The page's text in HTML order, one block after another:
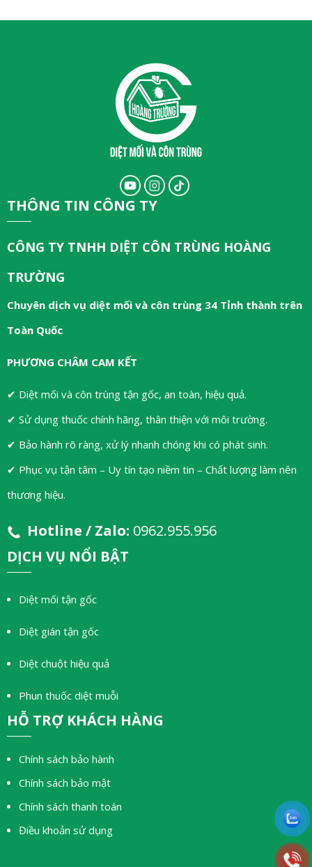
THÔNG TIN CÔNG TY
CÔNG TY TNHH DIỆT CÔN TRÙNG HOÀNG
TRƯỜNG
Chuyên dịch vụ diệt mối và côn trùng 34 Tỉnh thành trên
Toàn Quốc
PHƯƠNG CHÂM CAM KẾT
✔ Diệt mối và côn trùng tận gốc, an toàn, hiệu quả.
✔ Sử dụng thuốc chính hãng, thân thiện với môi trường.
✔ Bảo hành rõ ràng, xử lý nhanh chóng khi có phát sinh.
✔ Phục vụ tận tâm – Uy tín tạo niềm tin – Chất lượng làm nên
thương hiệu.
Hotline / Zalo: 0962.955.956
DỊCH VỤ NỔI BẬT
Diệt mối tận gốc
Diệt gián tận gốc
Diệt chuột hiệu quả
Phun thuốc diệt muỗi
HỖ TRỢ KHÁCH HÀNG
Chính sách bảo hành
Chính sách bảo mật
Chính sách thanh toán
Điều khoản sử dụng